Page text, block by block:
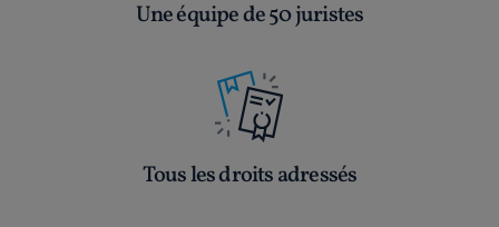
Une équipe de 50 juristes
Tous les droits adressés